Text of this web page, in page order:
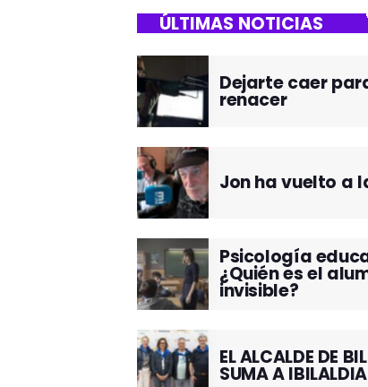
ÚLTIMAS NOTICIAS
Dejarte caer
renacer
Jon ha vuelto a
Psicología
¿Quién es el
invisible?
EL ALCALDE DE
SUMA A